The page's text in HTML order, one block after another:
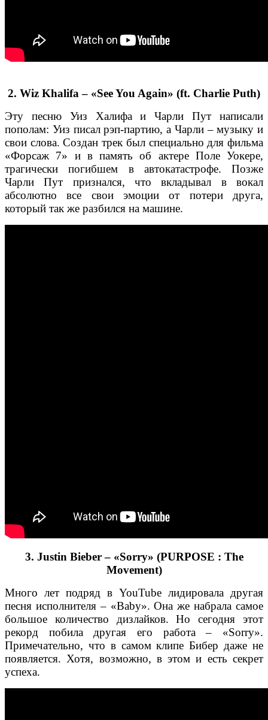
2. Wiz Khalifa – «See You Again» (ft. Charlie Puth)
Эту песню Уиз Халифа и Чарли Пут написали
пополам: Уиз писал рэп-партию, а Чарли – музыку и
свои слова. Создан трек был специально для фильма
«Форсаж 7» и в память об актере Поле Уокере,
трагически погибшем в автокатастрофе. Позже
Чарли Пут признался, что вкладывал в вокал
абсолютно все свои эмоции от потери друга,
который так же разбился на машине.
3. Justin Bieber – «Sorry» (PURPOSE : The
Movement)
Много лет подряд в YouTube лидировала другая
песня исполнителя – «Baby». Она же набрала самое
большое количество дизлайков. Но сегодня этот
рекорд побила другая его работа – «Sorry».
Примечательно, что в самом клипе Бибер даже не
появляется. Хотя, возможно, в этом и есть секрет
успеха.